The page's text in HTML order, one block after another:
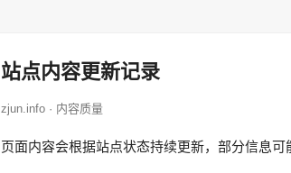
站点内容更新记录
zjun.info · 内容质量
页面内容会根据站点状态持续更新，部分信息可